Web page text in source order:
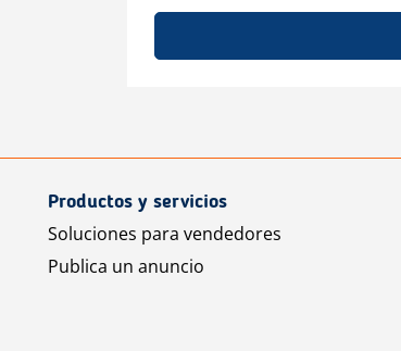
Productos y servicios
Soluciones para vendedores
Publica un anuncio